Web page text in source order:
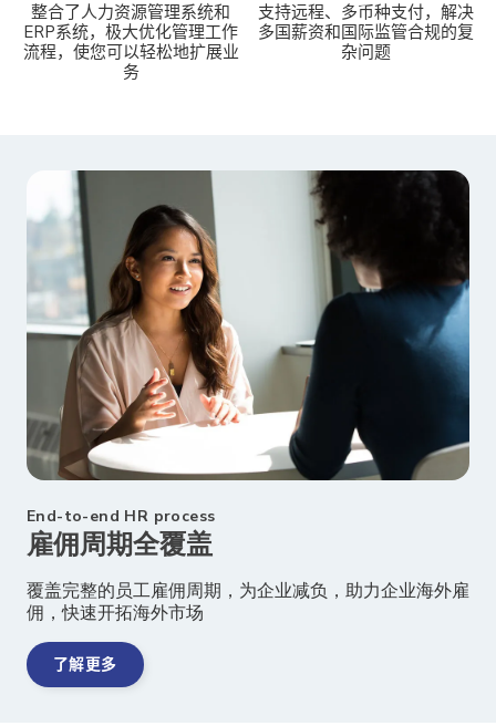
整合了人力资源管理系统和
ERP系统，极大优化管理工作
流程，使您可以轻松地扩展业
务
支持远程、多币种支付，解决
多国薪资和国际监管合规的复
杂问题
End-to-end HR process
雇佣周期全覆盖
覆盖完整的员工雇佣周期，为企业减负，助力企业海外雇
佣，快速开拓海外市场
了解更多